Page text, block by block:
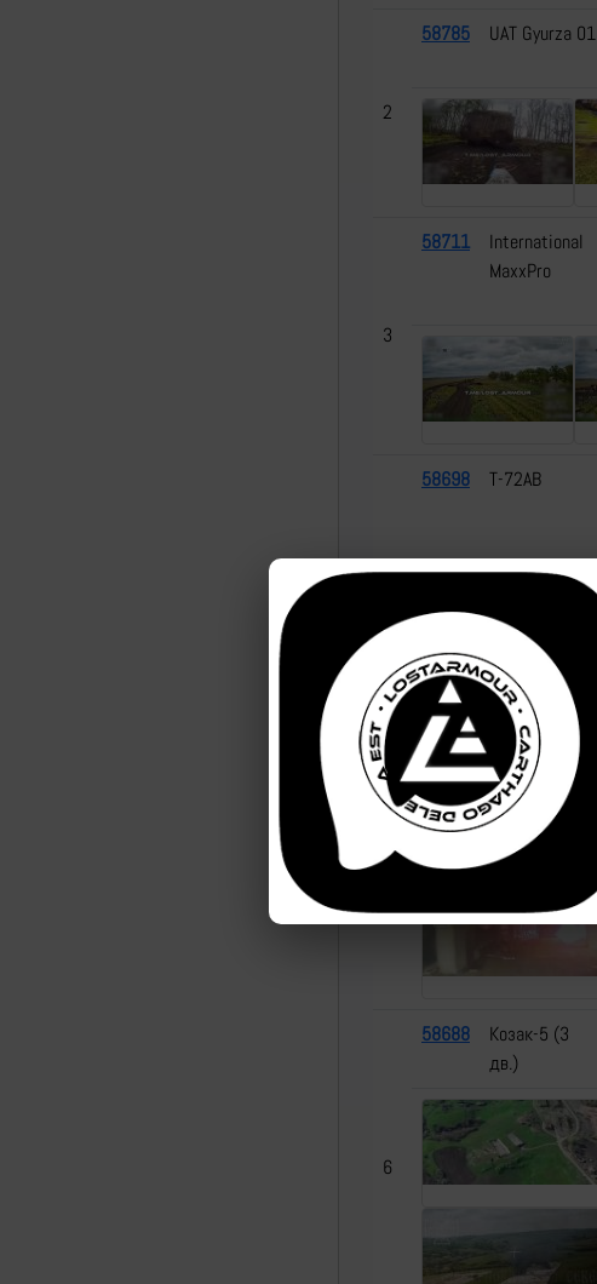
2
58785 UAT Gyurza 01
3
58711
International
MaxxPro
4
58698 Т-72АВ
5
58690
Козак-5 (3
дв.)
6
58688
Козак-5 (3
дв.)